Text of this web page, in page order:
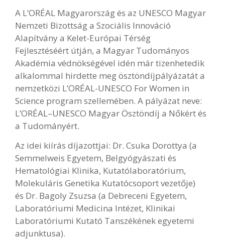
A L’ORÉAL Magyarország és az UNESCO Magyar
Nemzeti Bizottság a Szociális Innováció
Alapítvány a Kelet-Európai Térség
Fejlesztéséért útján, a Magyar Tudományos
Akadémia védnökségével idén már tizenhetedik
alkalommal hirdette meg ösztöndíjpályázatát a
nemzetközi L’ORÉAL-UNESCO For Women in
Science program szellemében. A pályázat neve:
L’ORÉAL–UNESCO Magyar Ösztöndíj a Nőkért és
a Tudományért.
Az idei kiírás díjazottjai: Dr. Csuka Dorottya (a
Semmelweis Egyetem, Belgyógyászati és
Hematológiai Klinika, Kutatólaboratórium,
Molekuláris Genetika Kutatócsoport vezetője)
és Dr. Bagoly Zsuzsa (a Debreceni Egyetem,
Laboratóriumi Medicina Intézet, Klinikai
Laboratóriumi Kutató Tanszékének egyetemi
adjunktusa).